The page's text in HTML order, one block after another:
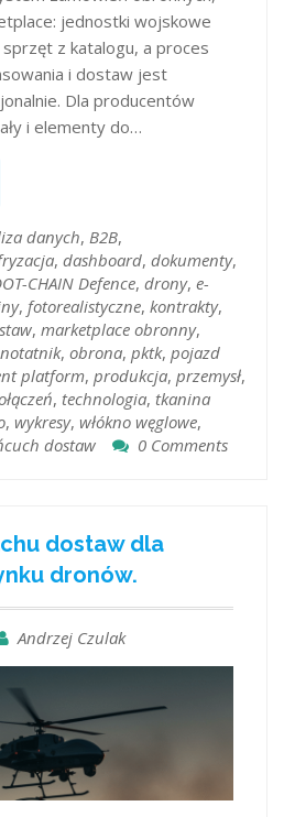
jednostki wojskowe
z katalogu, a proces
i dostaw jest
Dla producentów
i elementy do…
danych, B2B,
, dashboard, dokumenty,
CHAIN Defence, drony, e-
, fotorealistyczne, kontrakty,
, marketplace obronny,
notatnik, obrona, pktk, pojazd
platform, produkcja, przemysł,
, technologia, tkanina
, wykresy, włókno węglowe,
dostaw 0 Comments
dostaw dla
dronów.
Andrzej Czulak